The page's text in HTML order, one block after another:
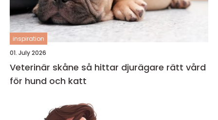
inspiration
01. July 2026
Veterinär skåne så hittar djurägare rätt vård
för hund och katt